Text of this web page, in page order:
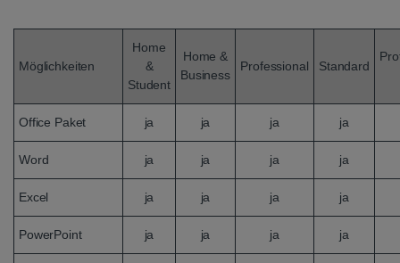
Möglichkeiten
Home
&
Student
Home &
Business
Professional Standard
Office Paket ja ja ja ja
Word ja ja ja ja
Excel ja ja ja ja
PowerPoint ja ja ja ja